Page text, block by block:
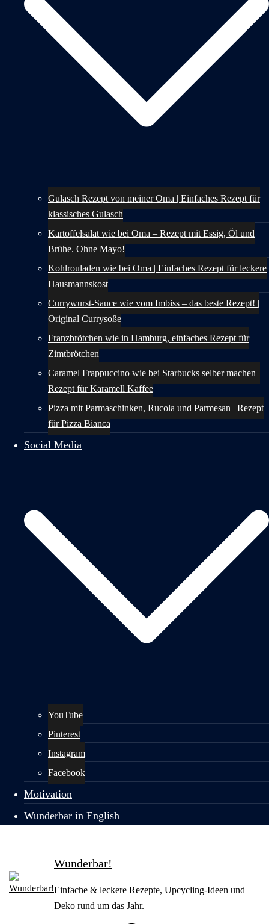
Gulasch Rezept von meiner Oma | Einfaches Rezept für
klassisches Gulasch
Kartoffelsalat wie bei Oma – Rezept mit Essig, Öl und
Brühe. Ohne Mayo!
Kohlrouladen wie bei Oma | Einfaches Rezept für leckere
Hausmannskost
Currywurst-Sauce wie vom Imbiss – das beste Rezept! |
Original Currysoße
Franzbrötchen wie in Hamburg, einfaches Rezept für
Zimtbrötchen
Caramel Frappuccino wie bei Starbucks selber machen |
Rezept für Karamell Kaffee
Pizza mit Parmaschinken, Rucola und Parmesan | Rezept
für Pizza Bianca
Social Media
YouTube
Pinterest
Instagram
Facebook
Motivation
Wunderbar in English
Wunderbar!
Einfache & leckere Rezepte, Upcycling-Ideen und
Deko rund um das Jahr.